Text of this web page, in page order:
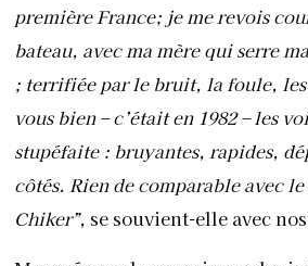
première France; je me revois
bateau, avec ma mère qui serre
; terrifiée par le bruit, la foule,
vous bien – c’était en 1982 – les
stupéfaite : bruyantes, rapides,
côtés. Rien de comparable avec
Chiker”, se souvient-elle avec